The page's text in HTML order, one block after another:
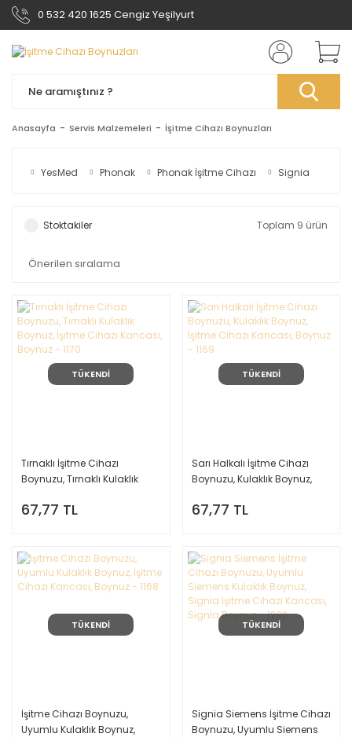
0 532 420 1625 Cengiz Yeşilyurt
Anasayfa Servis Malzemeleri İşitme Cihazı Boynuzları
YesMed Phonak Phonak İşitme Cihazı Signia
Stoktakiler Toplam 9 ürün
TÜKENDİ
Tırnaklı İşitme Cihazı
Boynuzu, Tırnaklı Kulaklık
Kancası, Boynuz - 1170
67,77 TL
TÜKENDİ
Sarı Halkalı İşitme Cihazı
Boynuzu, Kulaklık Boynuz,
Boynuz - 1169
67,77 TL
TÜKENDİ
İşitme Cihazı Boynuzu,
Uyumlu Kulaklık Boynuz,
TÜKENDİ
Signia Siemens İşitme Cihazı
Boynuzu, Uyumlu Siemens